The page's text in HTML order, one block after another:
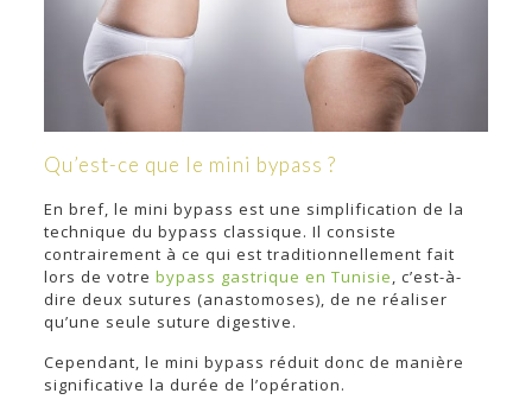
Qu’est-ce que le mini bypass ?
En bref, le mini bypass est une simplification de la
technique du bypass classique. Il consiste
contrairement à ce qui est traditionnellement fait
lors de votre bypass gastrique en Tunisie, c’est-à-
dire deux sutures (anastomoses), de ne réaliser
qu’une seule suture digestive.
Cependant, le mini bypass réduit donc de manière
significative la durée de l’opération.